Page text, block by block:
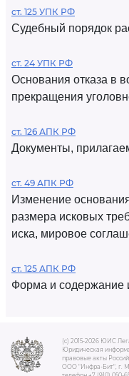
ст. 125 УПК РФ
Судебный порядок
ст. 24 УПК РФ
Основания отказа в
прекращения
ст. 126 АПК РФ
Документы,
ст. 49 АПК РФ
Изменение
размера исковых
иска, мировое
ст. 125 АПК РФ
Форма и содержание
(c) 2015-2026 ЮИС
Юридическая
правовые акты
ООО "Инфра-Бит", г.